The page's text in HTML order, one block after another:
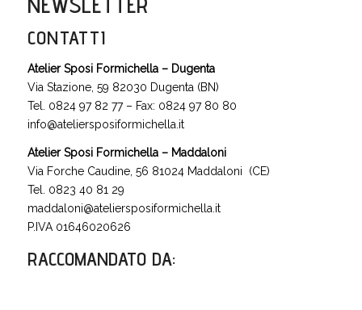
CONTATTI
Atelier Sposi Formichella – Dugenta
Via Stazione, 59 82030 Dugenta (BN)
Tel. 0824 97 82 77 – Fax: 0824 97 80 80
info@ateliersposiformichella.it
Atelier Sposi Formichella – Maddaloni
Via Forche Caudine, 56 81024 Maddaloni (CE)
Tel. 0823 40 81 29
maddaloni@ateliersposiformichella.it
P.IVA 01646020626
RACCOMANDATO DA: